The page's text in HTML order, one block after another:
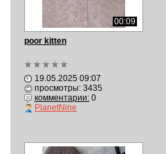
00:09
poor kitten
19.05.2025 09:07
просмотры: 3435
комментарии:0
PlanetNine